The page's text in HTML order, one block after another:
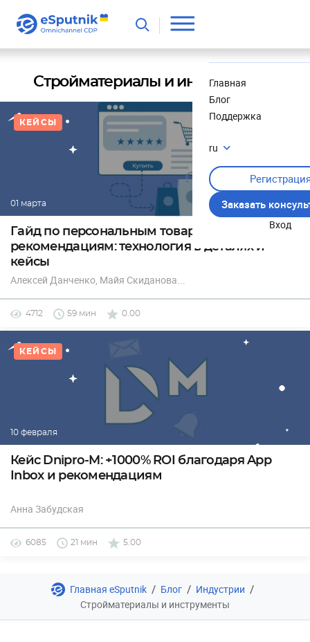
Главная
Блог
Поддержка
ru
Заказать
Вход
Стройматериалы и инструменты
КЕЙСЫ
01 марта
Гайд по персональным товарным
рекомендациям: технология в деталях и
кейсы
Алексей Данченко, Майя Скиданова...
4712 59 мин 0.00
КЕЙСЫ
10 февраля
Кейс Dnipro-M: +1000% ROI благодаря App
Inbox и рекомендациям
Анна Забудская
6085 21 мин 5.00
Главная eSputnik / Блог / Индустрии /
Стройматериалы и инструменты